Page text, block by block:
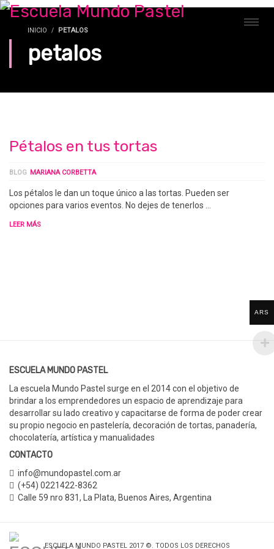
INICIO PETALOS
petalos
Pétalos en tus tortas
BLOG MARIANA CORBETTA
Los pétalos le dan un toque único a las tortas. Pueden ser
opciones para varios eventos. No dejes de tenerlos …
LEER MÁS
ESCUELA MUNDO PASTEL
La escuela Mundo Pastel surge en el 2014 con el objetivo de
brindar a los emprendedores un espacio de aprendizaje para
desarrollar su lado creativo y capacitarse de forma de poder crear
su propio negocio en pastelería, decoración de tortas, panadería,
chocolatería, artística y manualidades
CONTACTO
info@mundopastel.com.ar
(+54) 0221422-8362
Calle 59 nro 831, La Plata, Buenos Aires, Argentina
ESCUELA MUNDO PASTEL 2017 ©. TODOS LOS DERECHOS
ARS